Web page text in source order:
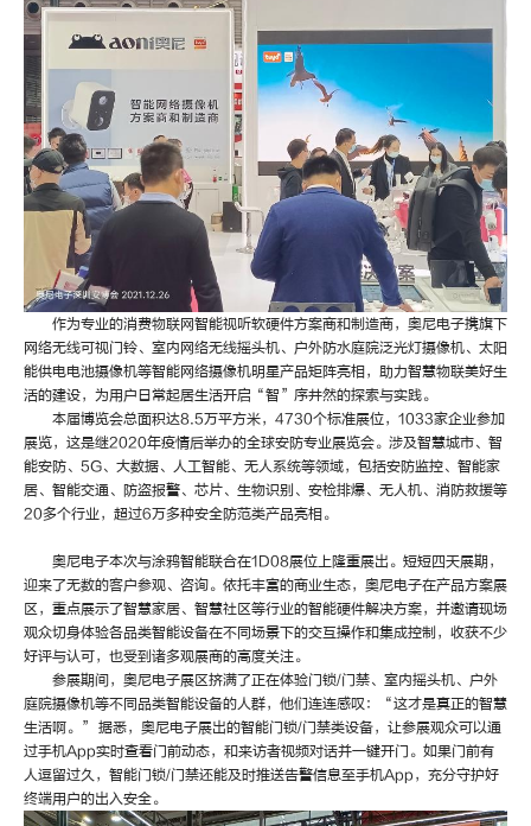
作为专业的消费物联网智能视听软硬件方案商和制造商，奥尼电子携旗下
网络无线可视门铃、室内网络无线摇头机、户外防水庭院泛光灯摄像机、太阳
能供电电池摄像机等智能网络摄像机明星产品矩阵亮相，助力智慧物联美好生
活的建设，为用户日常起居生活开启“智”序井然的探索与实践。
本届博览会总面积达8.5万平方米，4730个标准展位，1033家企业参加
展览，这是继2020年疫情后举办的全球安防专业展览会。涉及智慧城市、智
能安防、5G、大数据、人工智能、无人系统等领域，包括安防监控、智能家
居、智能交通、防盗报警、芯片、生物识别、安检排爆、无人机、消防救援等
20多个行业，超过6万多种安全防范类产品亮相。
奥尼电子本次与涂鸦智能联合在1D08展位上隆重展出。短短四天展期，
迎来了无数的客户参观、咨询。依托丰富的商业生态，奥尼电子在产品方案展
区，重点展示了智慧家居、智慧社区等行业的智能硬件解决方案，并邀请现场
观众切身体验各品类智能设备在不同场景下的交互操作和集成控制，收获不少
好评与认可，也受到诸多观展商的高度关注。
参展期间，奥尼电子展区挤满了正在体验门锁/门禁、室内摇头机、户外
庭院摄像机等不同品类智能设备的人群，他们连连感叹：“这才是真正的智慧
生活啊。” 据悉，奥尼电子展出的智能门锁/门禁类设备，让参展观众可以通
过手机App实时查看门前动态，和来访者视频对话并一键开门。如果门前有
人逗留过久，智能门锁/门禁还能及时推送告警信息至手机App，充分守护好
终端用户的出入安全。